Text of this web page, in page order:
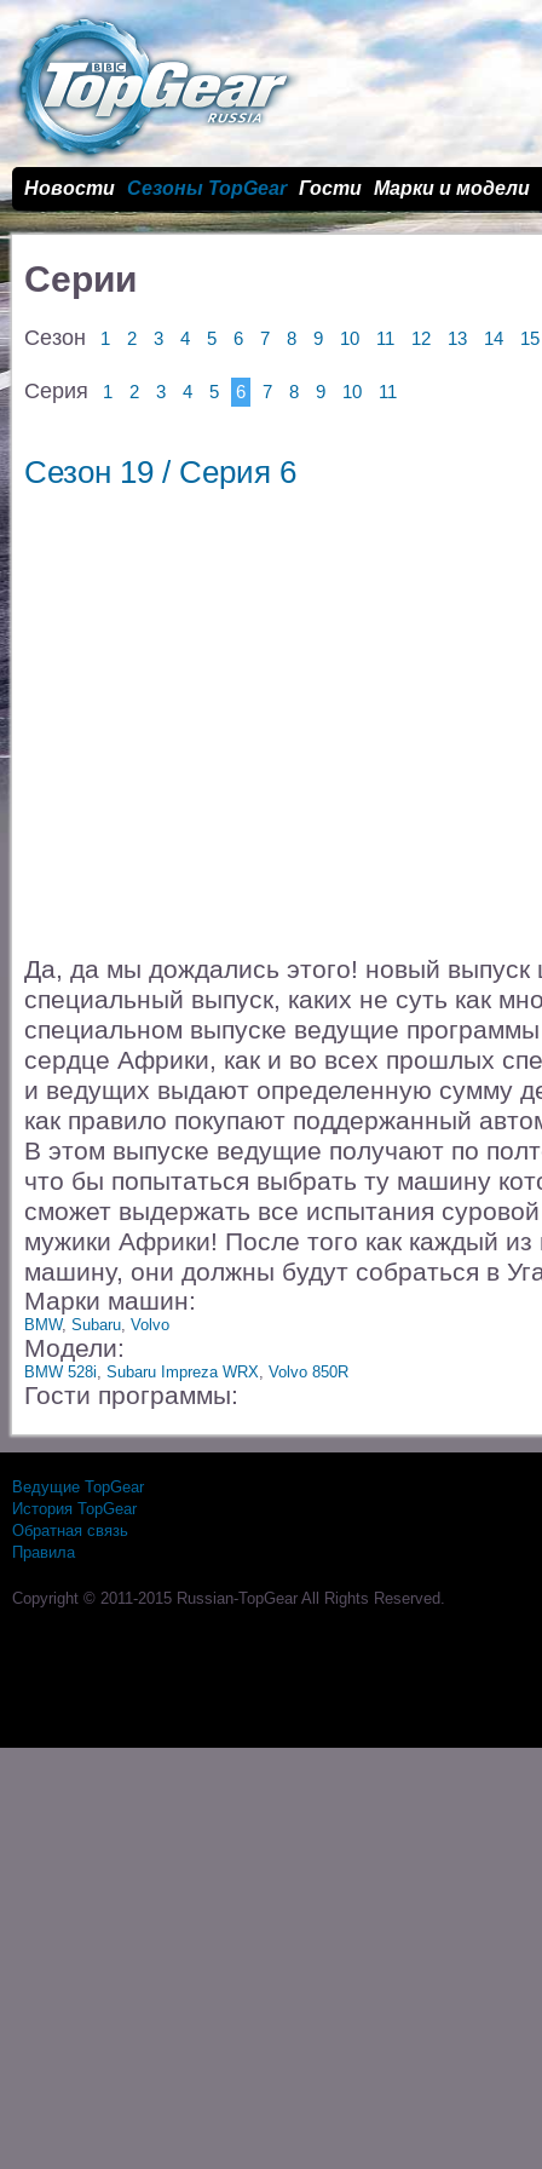
Новости Сезоны TopGear Гости Марки и модели
Серии
Сезон 1 2 3 4 5 6 7 8 9 10 11 12 13 14 15
Серия 1 2 3 4 5 6 7 8 9 10 11
Сезон 19 / Cерия 6
Да, да мы дождались этого! новый
специальный выпуск, каких не суть как
специальном выпуске ведущие
сердце Африки, как и во всех прошлых
и ведущих выдают определенную сумму
как правило покупают поддержанный
В этом выпуске ведущие получают по
что бы попытаться выбрать ту машину
сможет выдержать все испытания
мужики Африки! После того как каждый из
машину, они должны будут собраться в
Марки машин:
BMW, Subaru, Volvo
Модели:
BMW 528i, Subaru Impreza WRX, Volvo 850R
Гости программы:
Ведущие TopGear
История TopGear
Обратная связь
Правила
Copyright © 2011-2015 Russian-TopGear All Rights Reserved.